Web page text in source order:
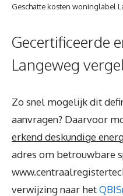
Geschatte kosten woninglabel
Gecertificeerde
Langeweg
Zo snel mogelijk dit
aanvragen? Daarvoor
erkend deskundige
adres om betrouwbare
verwijzing naar het